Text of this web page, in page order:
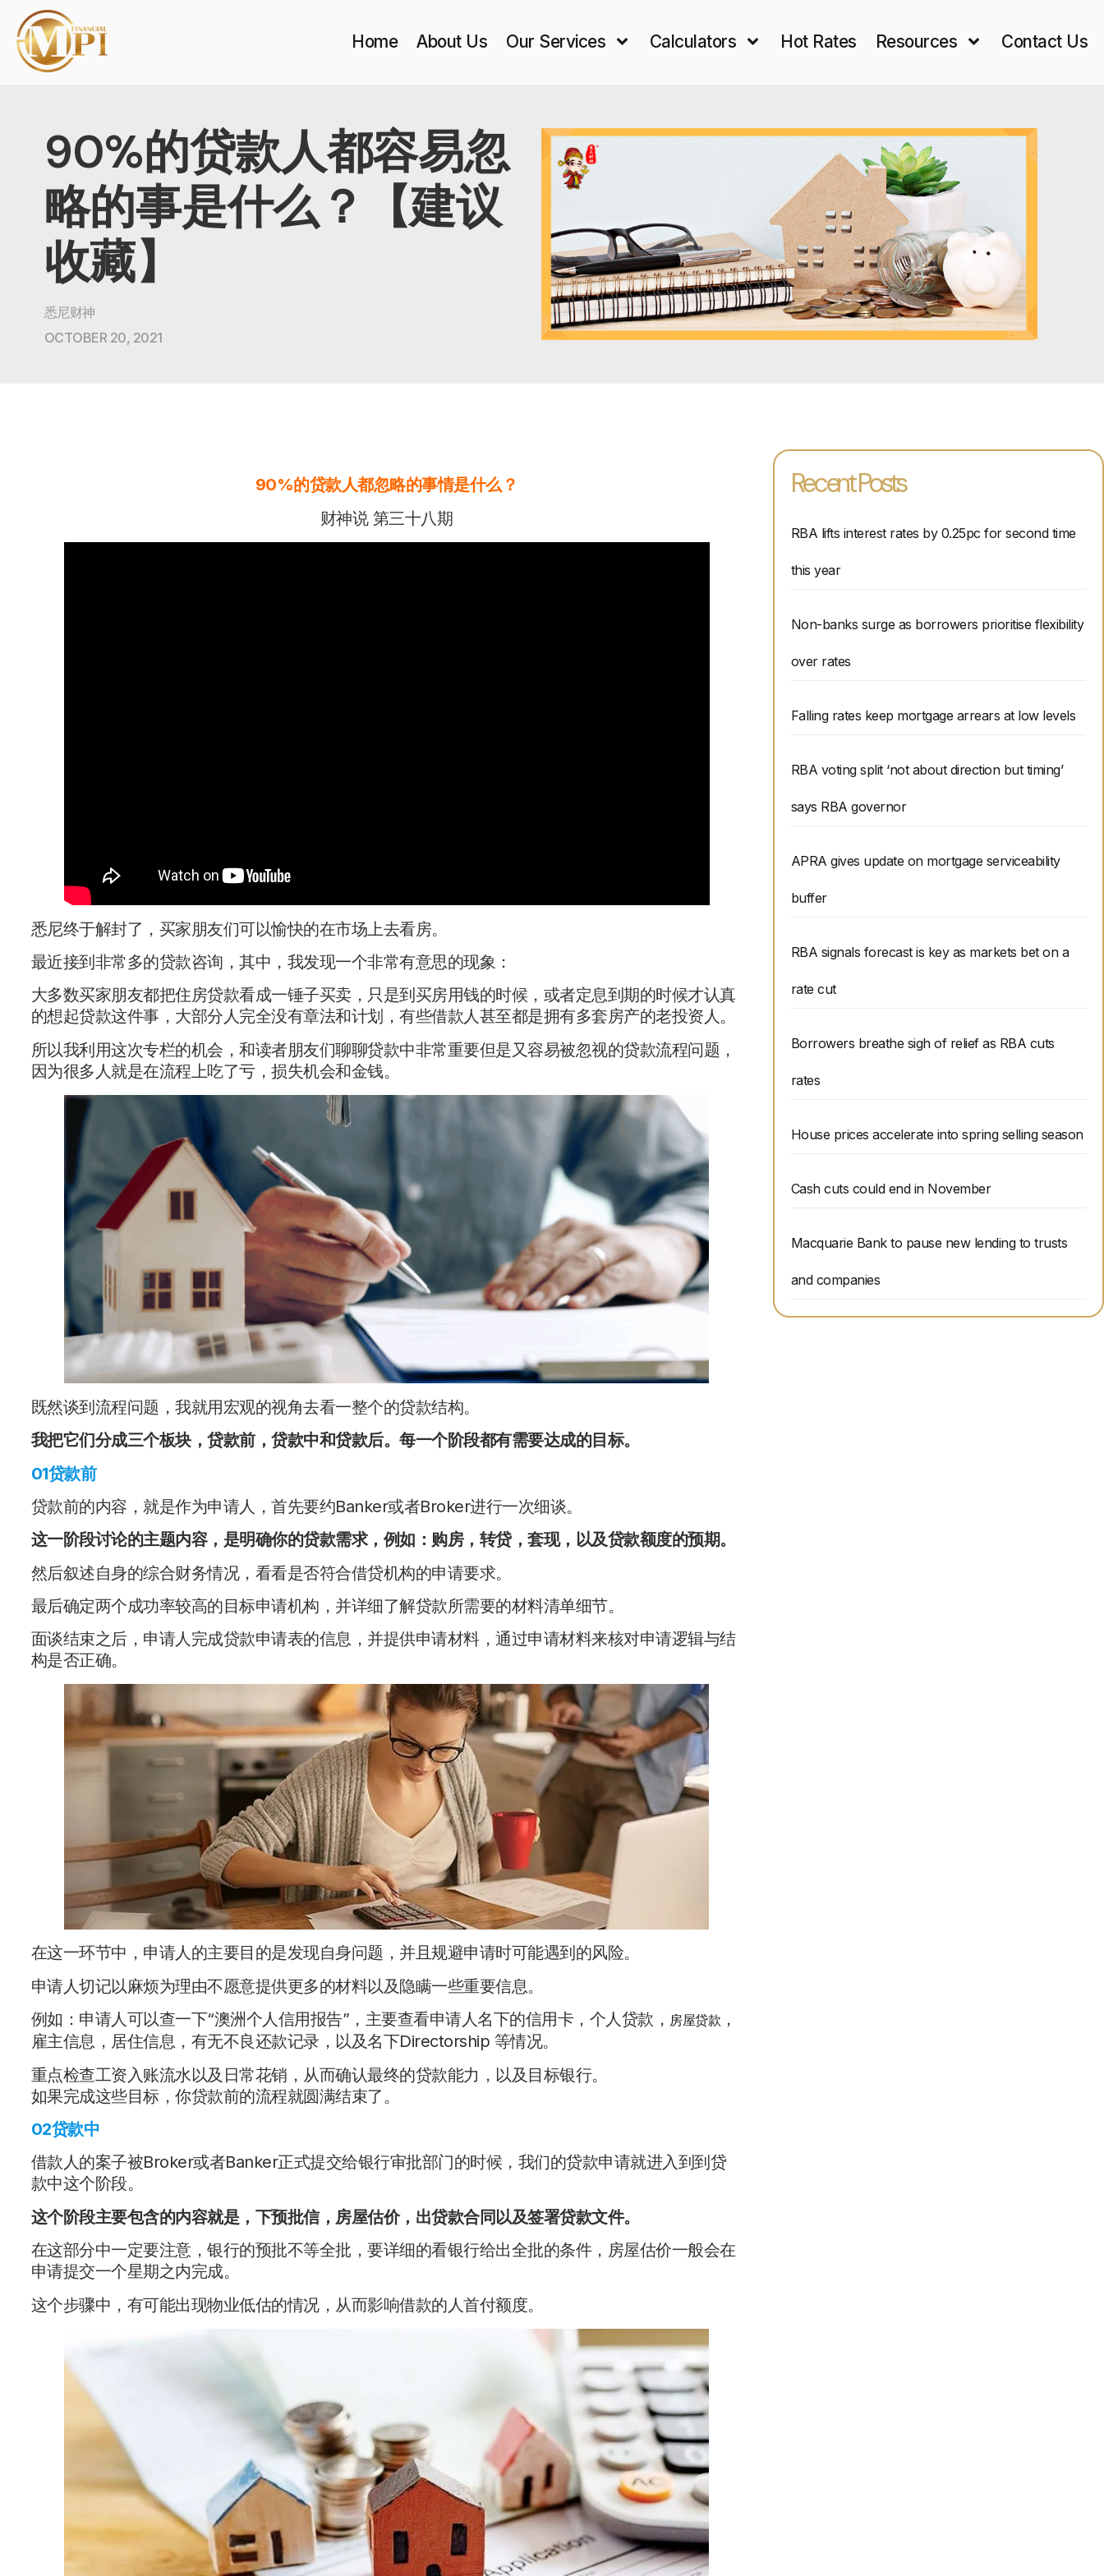
Home About Us Our Services Calculators Hot Rates Resources Contact Us
90%的贷款人都容易忽
略的事是什么？【建议
收藏】
悉尼财神
OCTOBER 20, 2021
90%的贷款人都忽略的事情是什么？
财神说 第三十八期
悉尼终于解封了，买家朋友们可以愉快的在市场上去看房。
最近接到非常多的贷款咨询，其中，我发现一个非常有意思的现象：
大多数买家朋友都把住房贷款看成一锤子买卖，只是到买房用钱的时候，或者定息到期的时候才认真
的想起贷款这件事，大部分人完全没有章法和计划，有些借款人甚至都是拥有多套房产的老投资人。
所以我利用这次专栏的机会，和读者朋友们聊聊贷款中非常重要但是又容易被忽视的贷款流程问题，
因为很多人就是在流程上吃了亏，损失机会和金钱。
既然谈到流程问题，我就用宏观的视角去看一整个的贷款结构。
我把它们分成三个板块，贷款前，贷款中和贷款后。每一个阶段都有需要达成的目标。
01贷款前
贷款前的内容，就是作为申请人，首先要约Banker或者Broker进行一次细谈。
这一阶段讨论的主题内容，是明确你的贷款需求，例如：购房，转贷，套现，以及贷款额度的预期。
然后叙述自身的综合财务情况，看看是否符合借贷机构的申请要求。
最后确定两个成功率较高的目标申请机构，并详细了解贷款所需要的材料清单细节。
面谈结束之后，申请人完成贷款申请表的信息，并提供申请材料，通过申请材料来核对申请逻辑与结
构是否正确。
在这一环节中，申请人的主要目的是发现自身问题，并且规避申请时可能遇到的风险。
申请人切记以麻烦为理由不愿意提供更多的材料以及隐瞒一些重要信息。
例如：申请人可以查一下“澳洲个人信用报告”，主要查看申请人名下的信用卡，个人贷款， 房屋贷款 ，
雇主信息，居住信息，有无不良还款记录，以及名下Directorship 等情况。
重点检查工资入账流水以及日常花销，从而确认最终的贷款能力，以及目标银行。
如果完成这些目标，你贷款前的流程就圆满结束了。
02贷款中
借款人的案子被Broker或者Banker正式提交给银行审批部门的时候，我们的贷款申请就进入到到贷
款中这个阶段。
这个阶段主要包含的内容就是，下预批信，房屋估价，出贷款合同以及签署贷款文件。
在这部分中一定要注意，银行的预批不等全批，要详细的看银行给出全批的条件，房屋估价一般会在
申请提交一个星期之内完成。
这个步骤中，有可能出现物业低估的情况，从而影响借款的人首付额度。
Recent Posts
RBA lifts interest rates by 0.25pc for second time
this year
Non-banks surge as borrowers prioritise flexibility
over rates
Falling rates keep mortgage arrears at low levels
RBA voting split ‘not about direction but timing’
says RBA governor
APRA gives update on mortgage serviceability
buffer
RBA signals forecast is key as markets bet on a
rate cut
Borrowers breathe sigh of relief as RBA cuts
rates
House prices accelerate into spring selling season
Cash cuts could end in November
Macquarie Bank to pause new lending to trusts
and companies